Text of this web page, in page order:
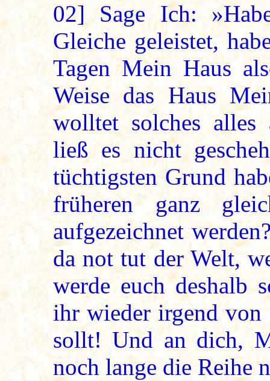
02]Sage Ich:
Gleiche geleistet,
Tagen Mein Haus
Weise das Haus
wolltet solches alles
ließ es nicht
tüchtigsten Grund
früheren ganz
aufgezeichnet
da not tut der Welt,
werde euch deshalb
ihr wieder irgend von
sollt! Und an dich,
noch lange die Reihe